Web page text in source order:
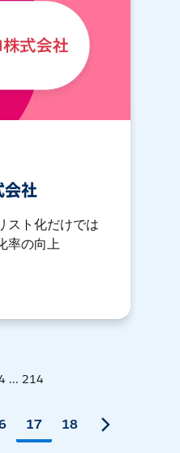
会社
スト化だけでは
率の向上
... 214
17 18